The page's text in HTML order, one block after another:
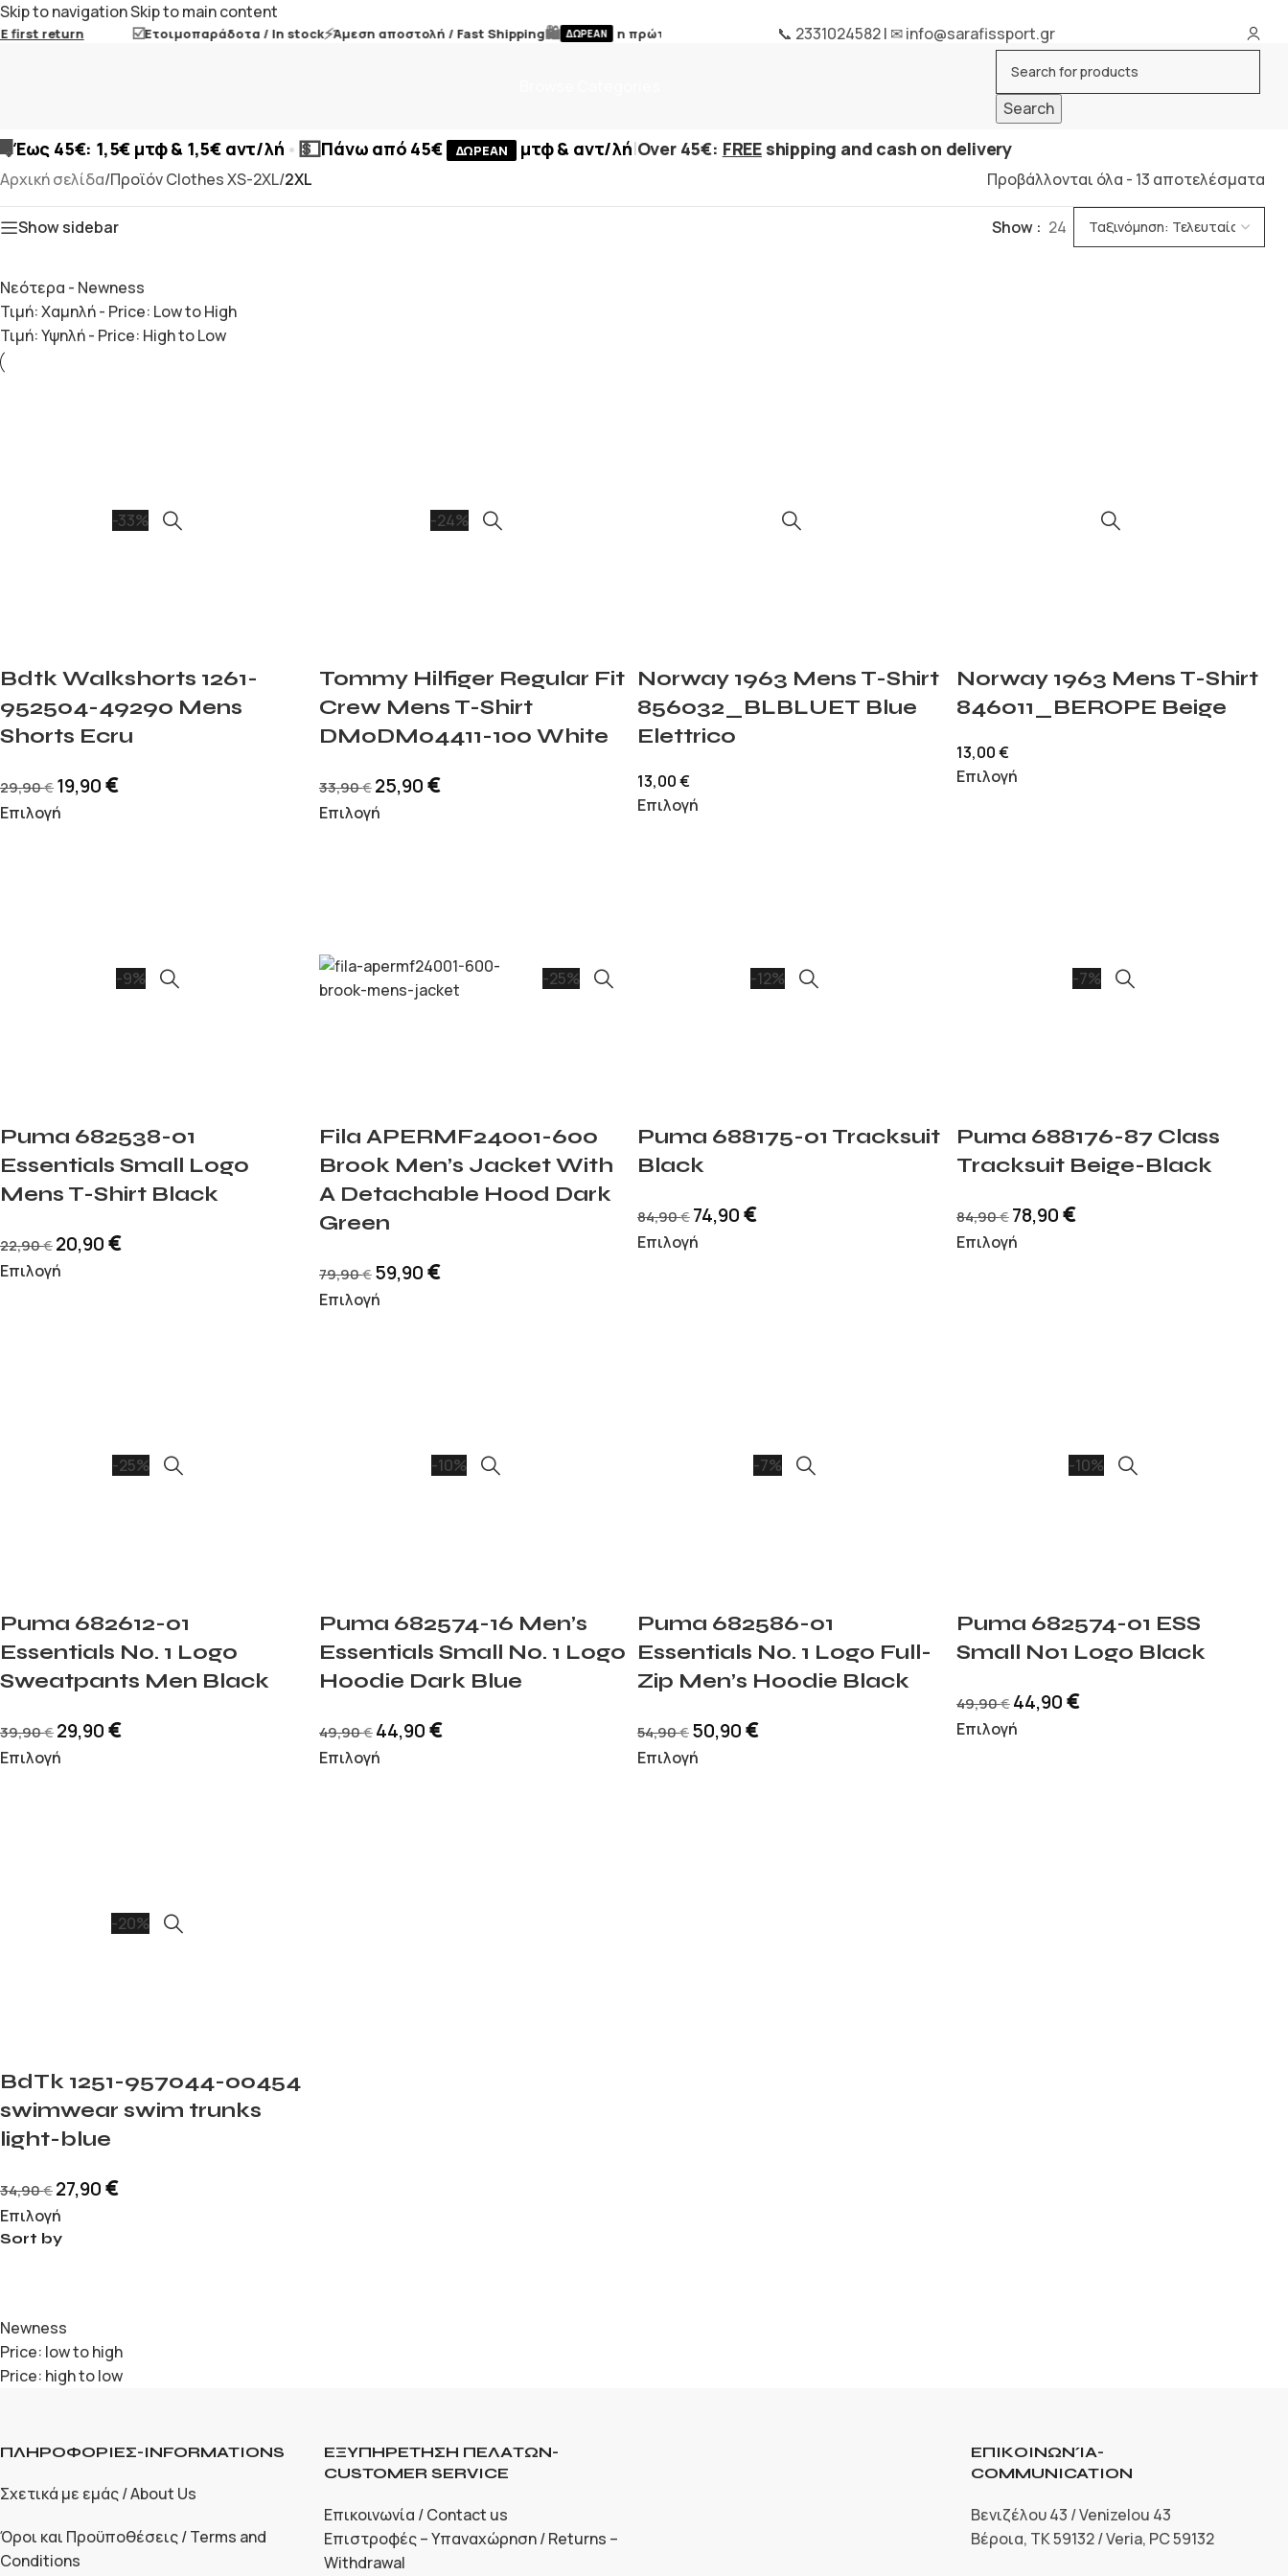
Skip to navigationSkip to main content
return Ετοιμοπαράδοτα / In stock⚡Άμεση αποστολή / Fast Shipping🛍️ ΔΩΡΕΑΝ η πρώτη επιστροφή / FREE first return
📞 2331024582| ✉ info@sarafissport.gr
Search
Έως 45€: 1,5€ μτφ & 1,5€ αντ/λή •💵Πάνω από 45€ ΔΩΡΕΑΝ μτφ & αντ/λή|Over 45€: FREEshipping and cash on delivery
Αρχική σελίδα/Προϊόν Clothes XS-2XL/2XL Προβάλλονται όλα - 13 αποτελέσματα
Show sidebar Show 24
Νεότερα - Newness
Τιμή: Χαμηλή - Price: Low to High
Τιμή: Υψηλή - Price: High to Low
-33%
Bdtk Walkshorts 1261-
952504-49290 Mens
Shorts Ecru
29,90€ 19,90€
Επιλογή
-24%
Tommy Hilfiger Regular Fit
Crew Mens T-Shirt
DM0DM04411-100 White
33,90€ 25,90€
Επιλογή
Norway 1963 Mens T-Shirt
856032_BLBLUET Blue
Elettrico
13,00€
Επιλογή
Norway 1963 Mens T-Shirt
846011_BEROPE Beige
13,00€
Επιλογή
-9%
Puma 682538-01
Essentials Small Logo
Mens T-Shirt Black
22,90€ 20,90€
Επιλογή
-25%
Fila APERMF24001-600
Brook Men’s Jacket With
A Detachable Hood Dark
Green
79,90€ 59,90€
Επιλογή
-12%
Puma 688175-01 Tracksuit
Black
84,90€ 74,90€
Επιλογή
-7%
Puma 688176-87 Class
Tracksuit Beige-Black
84,90€ 78,90€
Επιλογή
-25%
Puma 682612-01
Essentials No. 1 Logo
Sweatpants Men Black
39,90€ 29,90€
Επιλογή
-10%
Puma 682574-16 Men’s
Essentials Small No. 1 Logo
Hoodie Dark Blue
49,90€ 44,90€
Επιλογή
-7%
Puma 682586-01
Essentials No. 1 Logo Full-
Zip Men’s Hoodie Black
54,90€ 50,90€
Επιλογή
-10%
Puma 682574-01 ESS
Small No1 Logo Black
49,90€ 44,90€
Επιλογή
-20%
BdTk 1251-957044-00454
swimwear swim trunks
light-blue
34,90€ 27,90€
Επιλογή
Sort by
Newness
Price: low to high
Price: high to low
ΠΛΗΡΟΦΟΡΙΕΣ-INFORMATIONS
Σχετικά με εμάς / About Us
Όροι και Προϋποθέσεις / Terms and
Conditions
ΕΞΥΠΗΡΕΤΗΣΗ ΠΕΛΑΤΩΝ-
CUSTOMER SERVICE
Επικοινωνία / Contact us
Επιστροφές – Υπαναχώρηση / Returns –
Withdrawal
ΕΠΙΚΟΙΝΩΝΊΑ-
COMMUNICATION
Βενιζέλου 43 / Venizelou 43
Βέροια, ΤΚ 59132 / Veria, PC 59132